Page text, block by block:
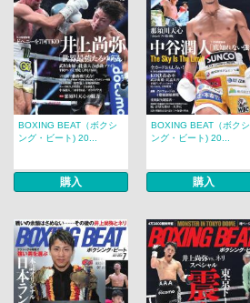
BOXING BEAT（ボクシ
ング・ビート) 20...
購入
BOXING BEAT（ボクシ
ング・ビート) 20...
購入